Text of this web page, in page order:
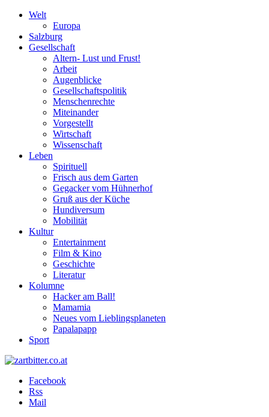
Welt
Europa
Salzburg
Gesellschaft
Altern- Lust und Frust!
Arbeit
Augenblicke
Gesellschaftspolitik
Menschenrechte
Miteinander
Vorgestellt
Wirtschaft
Wissenschaft
Leben
Spirituell
Frisch aus dem Garten
Gegacker vom Hühnerhof
Gruß aus der Küche
Hundiversum
Mobilität
Kultur
Entertainment
Film & Kino
Geschichte
Literatur
Kolumne
Hacker am Ball!
Mamamia
Neues vom Lieblingsplaneten
Papalapapp
Sport
Facebook
Rss
Mail